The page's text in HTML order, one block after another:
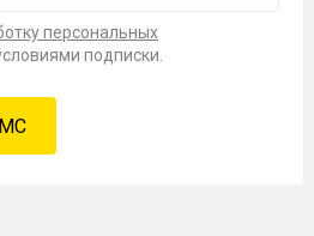
персональных
подписки.